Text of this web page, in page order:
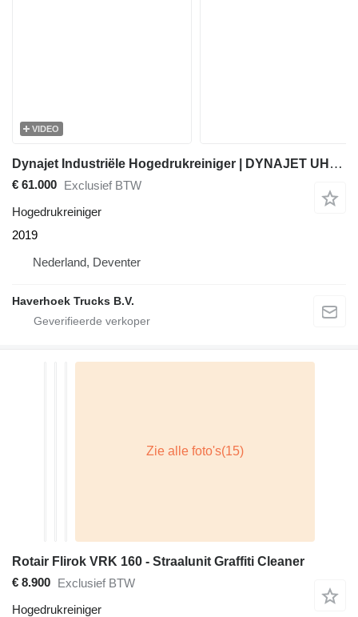
VIDEO
Dynajet Industriële Hogedrukreiniger | DYNAJET UHP 220T | 476H | 2800BAR
€ 61.000 Exclusief BTW
Hogedrukreiniger
2019
Nederland, Deventer
Haverhoek Trucks B.V.
Rotair Flirok VRK 160 - Straalunit Graffiti Cleaner
€ 8.900 Exclusief BTW
Hogedrukreiniger